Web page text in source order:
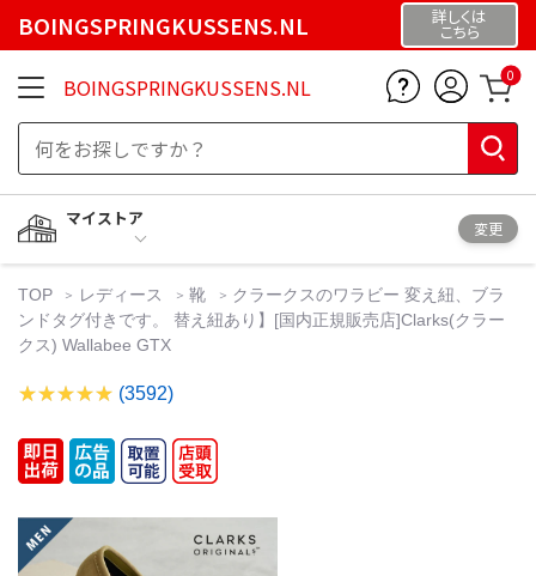
BOINGSPRINGKUSSENS.NL 詳しくは
こちら
BOINGSPRINGKUSSENS.NL 0
マイストア
変更
TOP レディース 靴
クラークスのワラビー 変え紐、ブラ
ンドタグ付きです。 替え紐あり】[国内正規販売店]Clarks(クラー
クス) Wallabee GTX
(3592)